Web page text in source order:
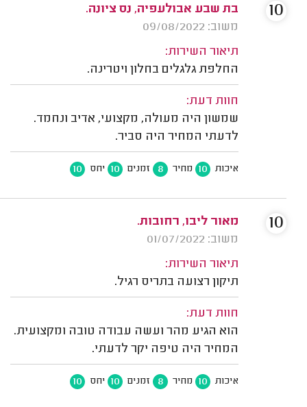
בת שבע אבולעפיה, נס ציונה.
משוב: 09/08/2022
תיאור השירות:
החלפת גלגלים בחלון ויטרינה.
חוות דעת:
שמשון היה מעולה, מקצועי, אדיב ונחמד.
לדעתי המחיר היה סביר.
איכות 10 מחיר 8 זמנים 10 יחס 10
10
מאור ליבו, רחובות.
משוב: 01/07/2022
תיאור השירות:
תיקון רצועה בתריס רגיל.
חוות דעת:
הוא הגיע מהר ועשה עבודה טובה ומקצועית.
המחיר היה טיפה יקר לדעתי.
איכות 10 מחיר 8 זמנים 10 יחס 10
10